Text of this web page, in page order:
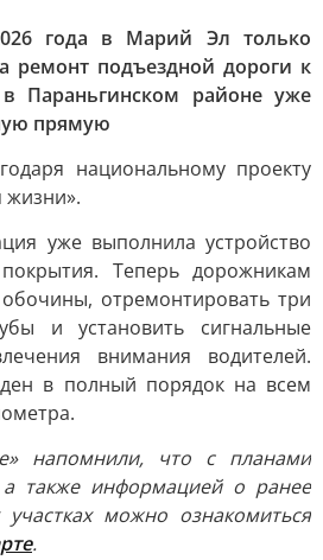
года в Марий Эл только
ремонт подъездной дороги к
Параньгинском районе уже
прямую
национальному проекту
жизни».
уже выполнила устройство
покрытия. Теперь дорожникам
отремонтировать три
и установить сигнальные
внимания водителей.
в полный порядок на всем
напомнили, что с планами
также информацией о ранее
можно ознакомиться
.